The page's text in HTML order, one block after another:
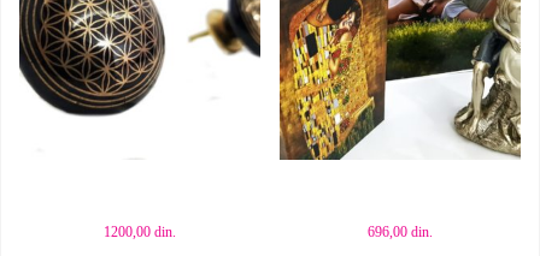
1200,00 din.
Dodaj u korpu
696,00din.